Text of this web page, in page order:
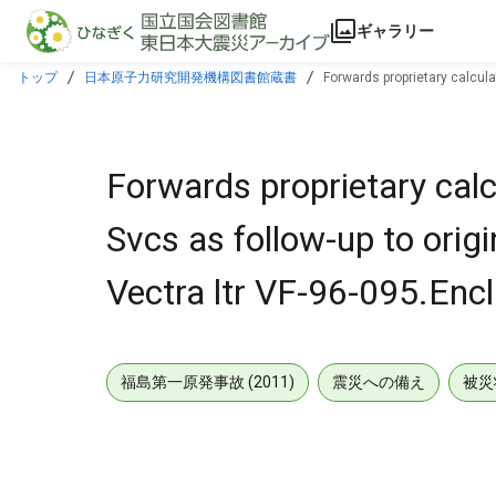
本文に飛ぶ
ギャラリー
トップ 日本原子力研究開発機構図書館蔵書 Forwards proprietary
Forwards proprietary
Svcs as follow-up to
Vectra ltr VF-96-
福島第一原発事故 (2011) 震災への備え 被災